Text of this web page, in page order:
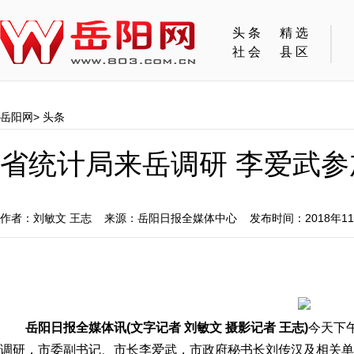
头条
精选
社会
县区
岳阳网> 头条
省统计局来岳调研 李爱武
作者：刘敏文 王志 来源：岳阳日报全媒体中心 发布时间：2018年
岳阳日报全媒体讯(文字记者 刘敏文 摄影记者 王志)今天下
调研，市委副书记、市长李爱武，市政府秘书长刘传汉及相关